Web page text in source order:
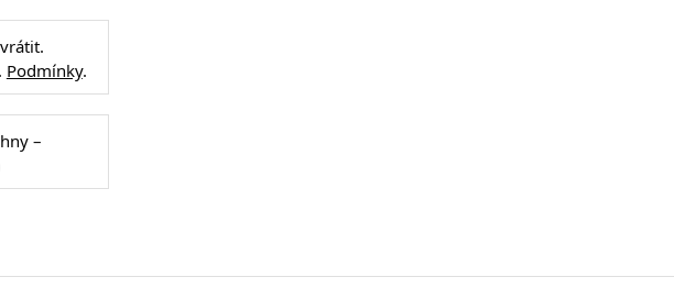
Podmínky.
–